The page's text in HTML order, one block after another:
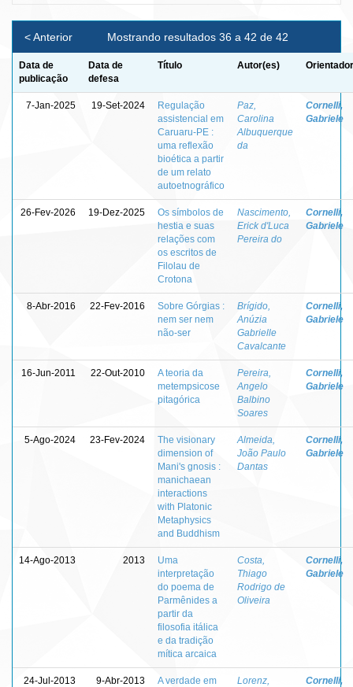
Mostrando resultados 36 a 42 de 42
< Anterior
Data de
publicação
Data de
defesa
Título Autor(es)
7-Jan-2025 19-Set-2024
Regulação
assistencial em
Caruaru-PE :
uma reflexão
bioética a partir
de um relato
autoetnográfico
Paz,
Carolina
Albuquerque
da
Cornelli,
Gabriele
26-Fev-2026 19-Dez-2025
Os símbolos de
hestia e suas
relações com
os escritos de
Filolau de
Crotona
Nascimento,
Erick d'Luca
Pereira do
Cornelli,
Gabriele
8-Abr-2016 22-Fev-2016
Sobre Górgias :
nem ser nem
não-ser
Brígido,
Anúzia
Gabrielle
Cavalcante
Cornelli,
Gabriele
16-Jun-2011 22-Out-2010
A teoria da
metempsicose
pitagórica
Pereira,
Angelo
Balbino
Soares
Cornelli,
Gabriele
5-Ago-2024 23-Fev-2024
The visionary
dimension of
Mani's gnosis :
manichaean
interactions
with Platonic
Metaphysics
and Buddhism
Almeida,
João Paulo
Dantas
Cornelli,
Gabriele
14-Ago-2013 2013
Uma
interpretação
do poema de
Parmênides a
partir da
filosofia itálica
e da tradição
mítica arcaica
Costa,
Thiago
Rodrigo de
Oliveira
Cornelli,
Gabriele
24-Jul-2013 9-Abr-2013
A verdade em
Lorenz,
Cornelli,